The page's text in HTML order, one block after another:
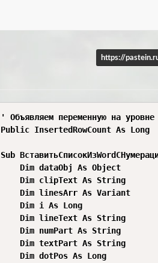
https://
' Объявляем переменную на
Public InsertedRowCount As Long
Sub
    Dim dataObj As Object
    Dim clipText As String
    Dim linesArr As Variant
    Dim i As Long
    Dim lineText As String
    Dim numPart As String
    Dim textPart As String
    Dim dotPos As Long